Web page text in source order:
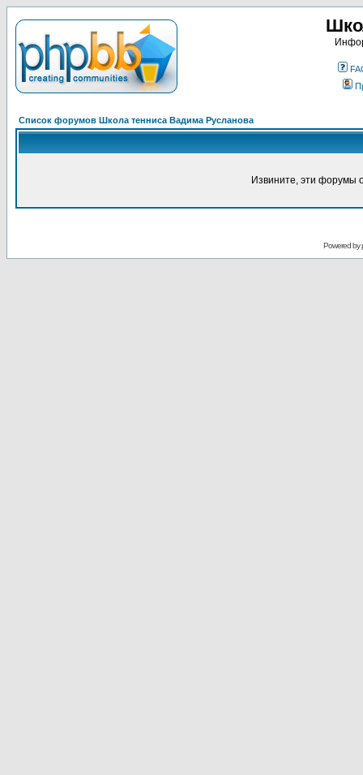
Список форумов Школа тенниса Вадима Русланова
Извините, эти форумы
Powered by